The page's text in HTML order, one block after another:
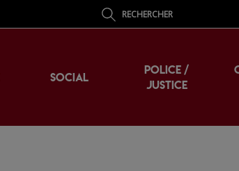
RECHERCHER
SOCIAL
POLICE /
JUSTICE